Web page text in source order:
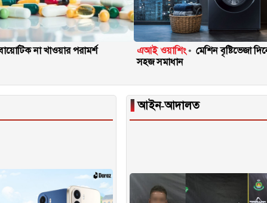
না খাওয়ার পরামর্শ
এআই ওয়াশিং
মেশিন বৃষ্টিভেজা
সহজ সমাধান
▐আইন-আদালত